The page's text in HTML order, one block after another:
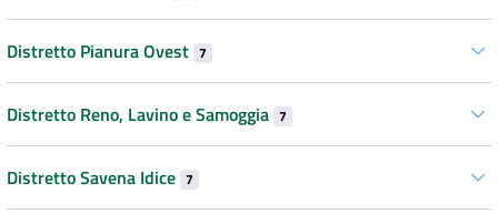
Distretto Pianura Ovest 7
Distretto Reno, Lavino e Samoggia 7
Distretto Savena Idice 7